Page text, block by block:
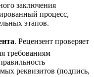
заключения
процесс,
этапов.
. Рецензент проверяет
требованиям
реквизитов (подпись,